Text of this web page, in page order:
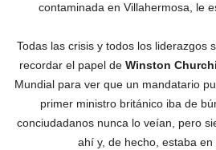
contaminada en Villahermosa, le
Todas las crisis y todos los liderazgos
recordar el papel de Winston
Mundial para ver que un mandatario
primer ministro británico iba de
conciudadanos nunca lo veían, pero
ahí y, de hecho, estaba en